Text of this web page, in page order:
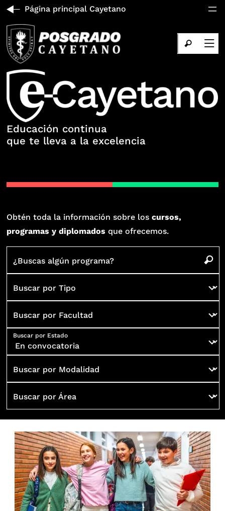
Página principal Cayetano
Educación continua
que te lleva a la excelencia
Obtén toda la información sobre loscursos,
programas y diplomados que ofrecemos.
¿Buscas algún programa?
Buscar por Tipo
Buscar por Facultad
Buscar por Estado
Buscar por Modalidad
Buscar por Área